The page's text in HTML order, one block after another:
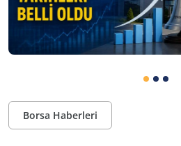
Borsa Haberleri